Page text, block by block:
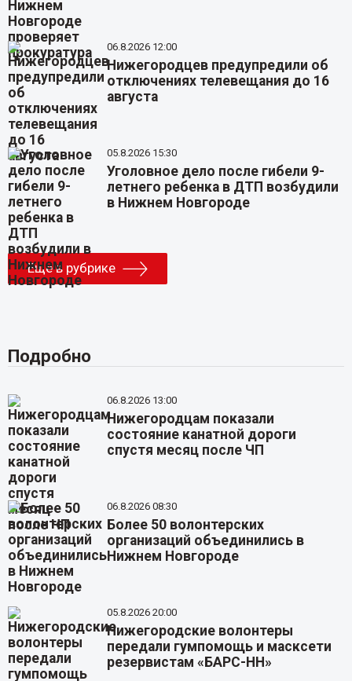
06.8.2026 12:00
Нижегородцев предупредили об
отключениях телевещания до 16
августа
05.8.2026 15:30
Уголовное дело после гибели 9-
летнего ребенка в ДТП возбудили
в Нижнем Новгороде
Еще в рубрике
Подробно
06.8.2026 13:00
Нижегородцам показали
состояние канатной дороги
спустя месяц после ЧП
06.8.2026 08:30
Более 50 волонтерских
организаций объединились в
Нижнем Новгороде
05.8.2026 20:00
Нижегородские волонтеры
передали гумпомощь и масксети
резервистам «БАРС-НН»